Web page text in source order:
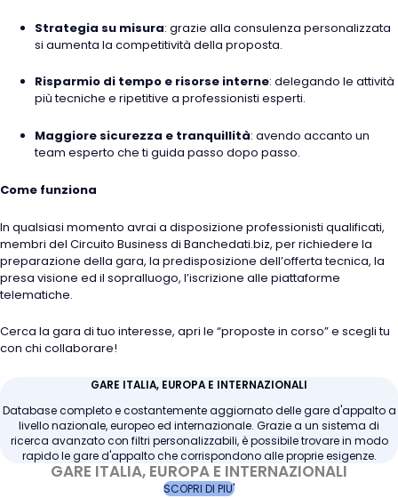
Strategia su misura: grazie alla consulenza personalizzata
si aumenta la competitività della proposta.
Risparmio di tempo e risorse interne: delegando le attività
più tecniche e ripetitive a professionisti esperti.
Maggiore sicurezza e tranquillità: avendo accanto un
team esperto che ti guida passo dopo passo.
Come funziona
In qualsiasi momento avrai a disposizione professionisti qualificati,
membri del Circuito Business di Banchedati.biz, per richiedere la
preparazione della gara, la predisposizione dell’offerta tecnica, la
presa visione ed il sopralluogo, l’iscrizione alle piattaforme
telematiche.
Cerca la gara di tuo interesse, apri le “proposte in corso” e scegli tu
con chi collaborare!
GARE ITALIA, EUROPA E INTERNAZIONALI
Database completo e costantemente aggiornato delle gare d'appalto a
livello nazionale, europeo ed internazionale. Grazie a un sistema di
ricerca avanzato con filtri personalizzabili, è possibile trovare in modo
rapido le gare d'appalto che corrispondono alle proprie esigenze.
GARE ITALIA, EUROPA E INTERNAZIONALI
SCOPRI DI PIU'